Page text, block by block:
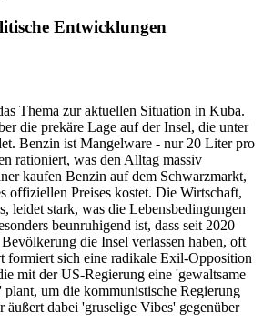
Entwicklungen
Thema zur aktuellen Situation in Kuba.
die prekäre Lage auf der Insel, die unter
Benzin ist Mangelware - nur 20 Liter pro
rationiert, was den Alltag massiv
kaufen Benzin auf dem Schwarzmarkt,
offiziellen Preises kostet. Die Wirtschaft,
leidet stark, was die Lebensbedingungen
beunruhigend ist, dass seit 2020
die Insel verlassen haben, oft
sich eine radikale Exil-Opposition
mit der US-Regierung eine 'gewaltsame
um die kommunistische Regierung
äußert dabei 'gruselige Vibes' gegenüber